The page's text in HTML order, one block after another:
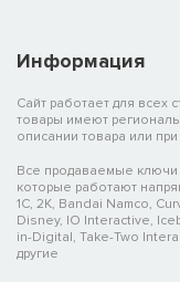
Информация
Сайт работает для
товары имеют
описании товара или
Все продаваемые ключи
которые работают
1C, 2K, Bandai Namco,
Disney, IO Interactive,
in-Digital, Take-Two
другие